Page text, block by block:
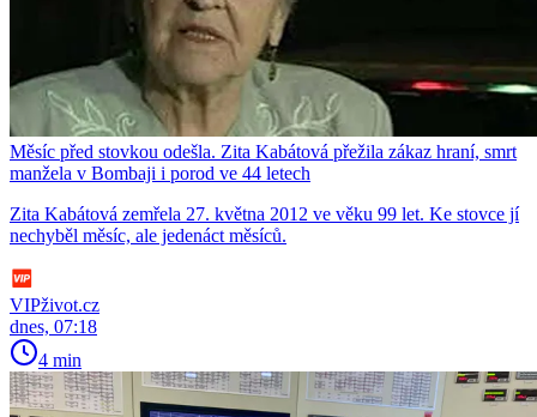
Měsíc před stovkou odešla. Zita Kabátová přežila zákaz hraní, smrt
manžela v Bombaji i porod ve 44 letech
Zita Kabátová zemřela 27. května 2012 ve věku 99 let. Ke stovce jí
nechyběl měsíc, ale jedenáct měsíců.
VIPživot.cz
dnes, 07:18
4 min